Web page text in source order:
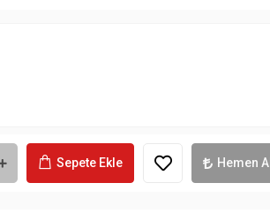
Sepete Ekle Hemen Al